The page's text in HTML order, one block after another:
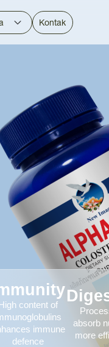
content of
immune
defence
absorb
more
Kontak